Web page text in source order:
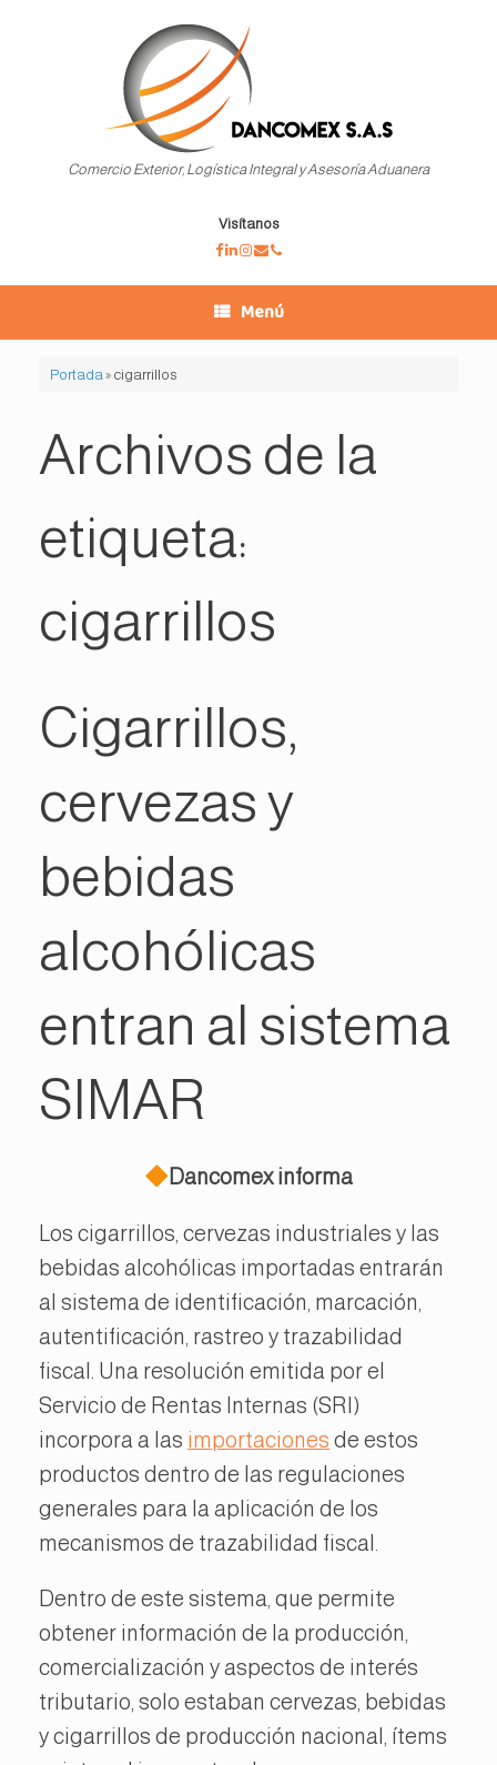
Comercio Exterior, Logística Integral y Asesoría Aduanera
Visítanos
Menú
Portada » cigarrillos
Archivos de la
etiqueta:
cigarrillos
Cigarrillos,
cervezas y
bebidas
alcohólicas
entran al sistema
SIMAR
Dancomex informa
Los cigarrillos, cervezas industriales y las
bebidas alcohólicas importadas entrarán
al sistema de identificación, marcación,
autentificación, rastreo y trazabilidad
fiscal. Una resolución emitida por el
Servicio de Rentas Internas (SRI)
incorpora a las importaciones de estos
productos dentro de las regulaciones
generales para la aplicación de los
mecanismos de trazabilidad fiscal.
Dentro de este sistema, que permite
obtener información de la producción,
comercialización y aspectos de interés
tributario, solo estaban cervezas, bebidas
y cigarrillos de producción nacional, ítems